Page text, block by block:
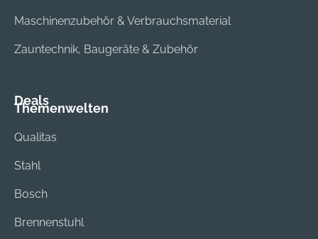
Maschinenzubehör & Verbrauchsmaterial
Zauntechnik, Baugeräte & Zubehör
Deals
Themenwelten
Qualitas
Stahl
Bosch
Brennenstuhl